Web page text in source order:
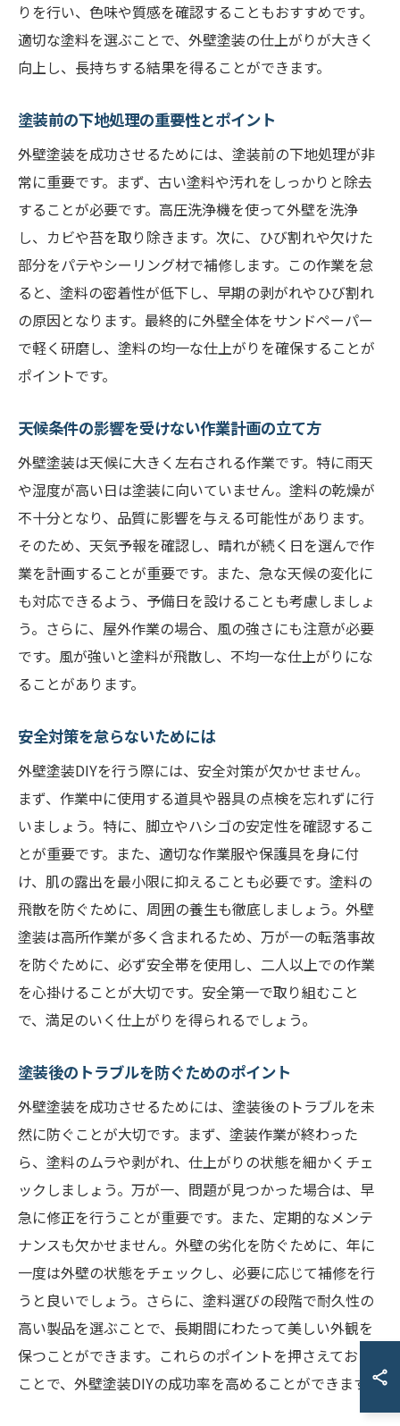
りを行い、色味や質感を確認することもおすすめです。
適切な塗料を選ぶことで、外壁塗装の仕上がりが大きく
向上し、長持ちする結果を得ることができます。
塗装前の下地処理の重要性とポイント
外壁塗装を成功させるためには、塗装前の下地処理が非
常に重要です。まず、古い塗料や汚れをしっかりと除去
することが必要です。高圧洗浄機を使って外壁を洗浄
し、カビや苔を取り除きます。次に、ひび割れや欠けた
部分をパテやシーリング材で補修します。この作業を怠
ると、塗料の密着性が低下し、早期の剥がれやひび割れ
の原因となります。最終的に外壁全体をサンドペーパー
で軽く研磨し、塗料の均一な仕上がりを確保することが
ポイントです。
天候条件の影響を受けない作業計画の立て方
外壁塗装は天候に大きく左右される作業です。特に雨天
や湿度が高い日は塗装に向いていません。塗料の乾燥が
不十分となり、品質に影響を与える可能性があります。
そのため、天気予報を確認し、晴れが続く日を選んで作
業を計画することが重要です。また、急な天候の変化に
も対応できるよう、予備日を設けることも考慮しましょ
う。さらに、屋外作業の場合、風の強さにも注意が必要
です。風が強いと塗料が飛散し、不均一な仕上がりにな
ることがあります。
安全対策を怠らないためには
外壁塗装DIYを行う際には、安全対策が欠かせません。
まず、作業中に使用する道具や器具の点検を忘れずに行
いましょう。特に、脚立やハシゴの安定性を確認するこ
とが重要です。また、適切な作業服や保護具を身に付
け、肌の露出を最小限に抑えることも必要です。塗料の
飛散を防ぐために、周囲の養生も徹底しましょう。外壁
塗装は高所作業が多く含まれるため、万が一の転落事故
を防ぐために、必ず安全帯を使用し、二人以上での作業
を心掛けることが大切です。安全第一で取り組むこと
で、満足のいく仕上がりを得られるでしょう。
塗装後のトラブルを防ぐためのポイント
外壁塗装を成功させるためには、塗装後のトラブルを未
然に防ぐことが大切です。まず、塗装作業が終わった
ら、塗料のムラや剥がれ、仕上がりの状態を細かくチェ
ックしましょう。万が一、問題が見つかった場合は、早
急に修正を行うことが重要です。また、定期的なメンテ
ナンスも欠かせません。外壁の劣化を防ぐために、年に
一度は外壁の状態をチェックし、必要に応じて補修を行
うと良いでしょう。さらに、塗料選びの段階で耐久性の
高い製品を選ぶことで、長期間にわたって美しい外観を
保つことができます。これらのポイントを押さえておく
ことで、外壁塗装DIYの成功率を高めることができます。